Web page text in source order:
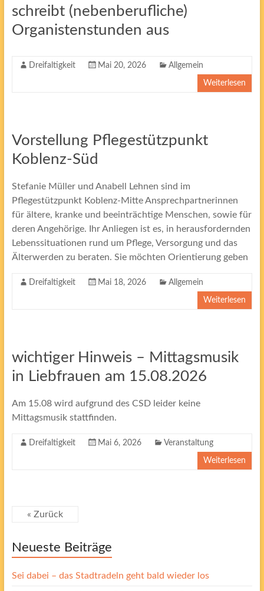
schreibt (nebenberufliche)
Organistenstunden aus
Dreifaltigkeit Mai 20, 2026 Allgemein
Weiterlesen
Vorstellung Pflegestützpunkt
Koblenz-Süd
Stefanie Müller und Anabell Lehnen sind im
Pflegestützpunkt Koblenz-Mitte Ansprechpartnerinnen
für ältere, kranke und beeinträchtige Menschen, sowie für
deren Angehörige. Ihr Anliegen ist es, in herausfordernden
Lebenssituationen rund um Pflege, Versorgung und das
Älterwerden zu beraten. Sie möchten Orientierung geben
Dreifaltigkeit Mai 18, 2026 Allgemein
Weiterlesen
wichtiger Hinweis – Mittagsmusik
in Liebfrauen am 15.08.2026
Am 15.08 wird aufgrund des CSD leider keine
Mittagsmusik stattfinden.
Dreifaltigkeit Mai 6, 2026 Veranstaltung
Weiterlesen
« Zurück
Neueste Beiträge
Sei dabei – das Stadtradeln geht bald wieder los